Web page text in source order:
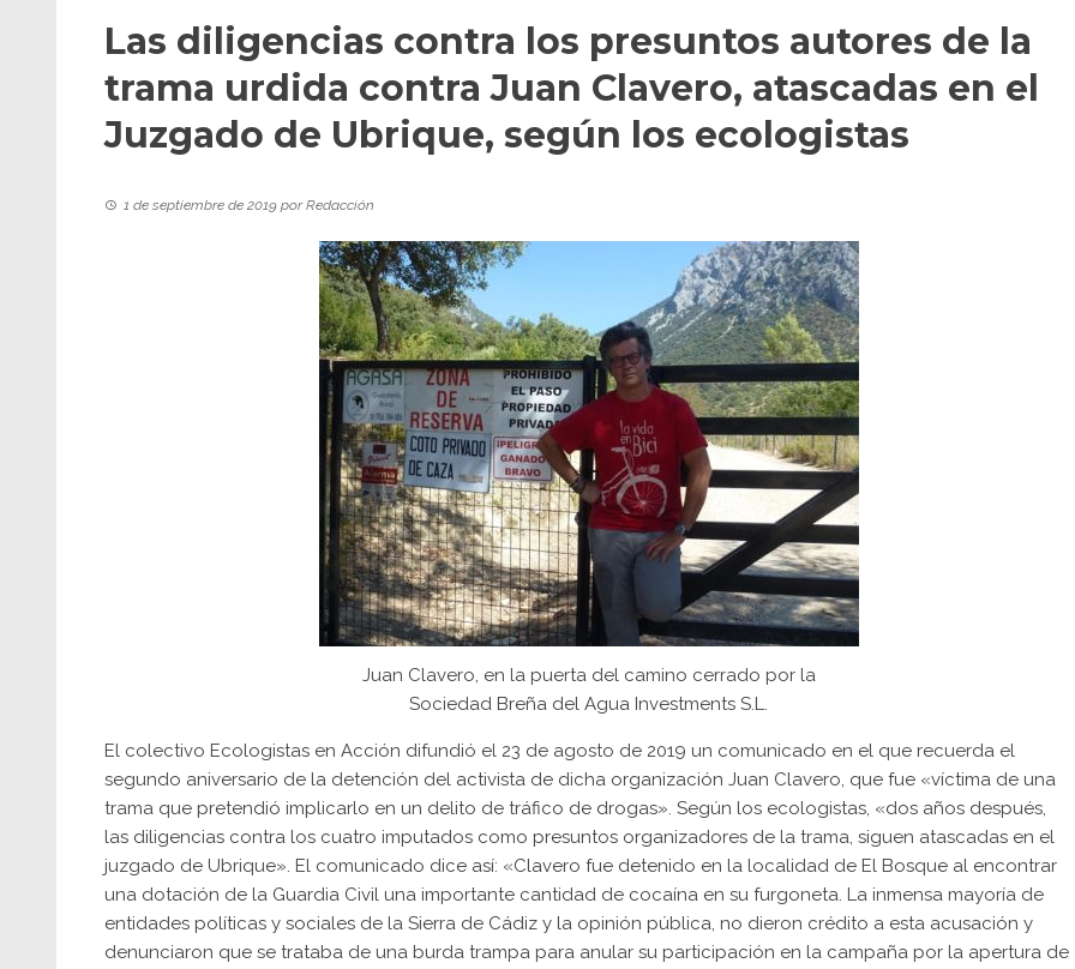
Las diligencias contra los presuntos autores de la
trama urdida contra Juan Clavero, atascadas en el
Juzgado de Ubrique, según los ecologistas
1 de septiembre de 2019 porRedacción
Juan Clavero, en la puerta del camino cerrado por la
Sociedad Breña del Agua Investments S.L.
El colectivo Ecologistas en Acción difundió el 23 de agosto de 2019 un comunicado en el que recuerda el
segundo aniversario de la detención del activista de dicha organización Juan Clavero, que fue «víctima de una
trama que pretendió implicarlo en un delito de tráfico de drogas». Según los ecologistas, «dos años después,
las diligencias contra los cuatro imputados como presuntos organizadores de la trama, siguen atascadas en el
juzgado de Ubrique». El comunicado dice así: «Clavero fue detenido en la localidad de El Bosque al encontrar
una dotación de la Guardia Civil una importante cantidad de cocaína en su furgoneta. La inmensa mayoría de
entidades políticas y sociales de la Sierra de Cádiz y la opinión pública, no dieron crédito a esta acusación y
denunciaron que se trataba de una burda trampa para anular su participación en la campaña por la apertura de